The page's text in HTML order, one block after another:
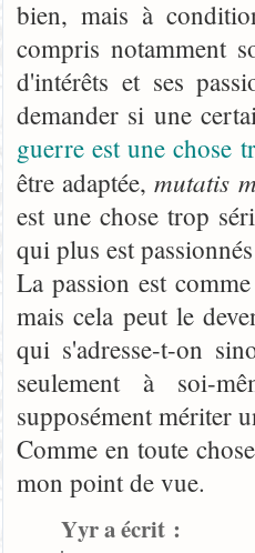
bien, mais à
compris notamment
d'intérêts et ses
demander si une
guerre est une chose
être adaptée,mutatis
est une chose trop
qui plus est
La passion est
mais cela peut le
qui s'adresse-t-on
seulement à soi-
supposément mériter
Comme en toute
mon point de vue.
Yyr a écrit :